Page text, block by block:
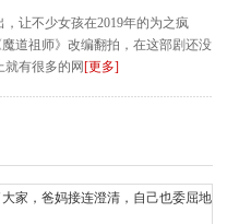
，让不少女孩在2019年的为之疯
道祖师》改编翻拍，在这部剧还没
就有很多的网 [更多]